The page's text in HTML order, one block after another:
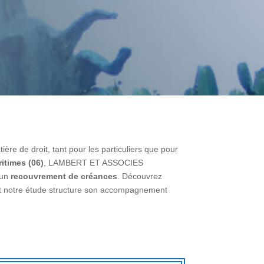
de droit, tant pour les particuliers que pour
(06), LAMBERT ET ASSOCIES
recouvrement de créances. Découvrez
étude structure son accompagnement